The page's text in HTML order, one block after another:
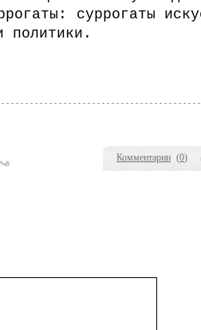
Комментарии (0)
суррогаты
политики.